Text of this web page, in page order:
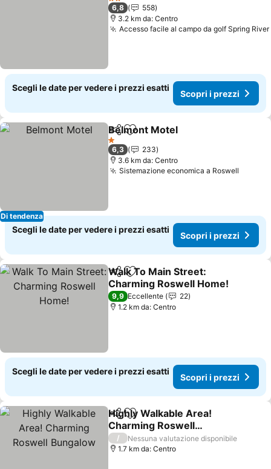
2 Stelle
6,8
558
3.2 km da: Centro
Accesso facile al campo da golf Spring River
Scegli le date per vedere i prezzi esatti
Scopri i prezzi
Di tendenza
CondividiAggiungi ai preferiti
Belmont Motel
1 Stelle
6,3
233
3.6 km da: Centro
Sistemazione economica a Roswell
Scegli le date per vedere i prezzi esatti
Scopri i prezzi
CondividiAggiungi ai preferiti
Walk To Main Street:
Charming Roswell Home!
Scopri i prezzi
9,9 Eccellente
22
1.2 km da: Centro
Scegli le date per vedere i prezzi esatti
Scopri i prezzi
CondividiAggiungi ai preferiti
Highly Walkable Area!
Charming Roswell
Bungalow
Scopri i prezzi
/
Nessuna valutazione disponibile
1.7 km da: Centro